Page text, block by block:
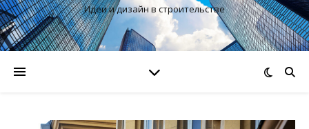
Идеи и дизайн в строительстве